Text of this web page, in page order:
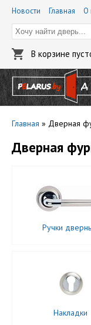
Новости Главная О
В корзине
Главная » Дверная
Дверная
Ручки
Накладки